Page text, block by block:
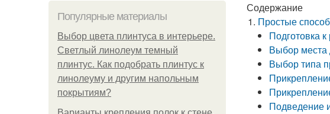
Популярные материалы
Выбор цвета плинтуса в интерьере.
Светлый линолеум темный
плинтус. Как подобрать плинтус к
линолеуму и другим напольным
покрытиям?
Содержание
Простые
Подготовка
Выбор места
Выбор типа
Подведение